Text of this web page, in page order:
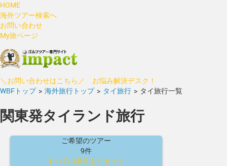
HOME
海外ツアー検索へ
お問い合わせ
My旅ページ
＼お問い合わせはこちら／ お悩み解決デスク！
WBFトップ > 海外旅行トップ > タイ旅行 > タイ旅行一覧
関東発タイランド旅行
ご希望のツアー
9件
すべての条件をリセット